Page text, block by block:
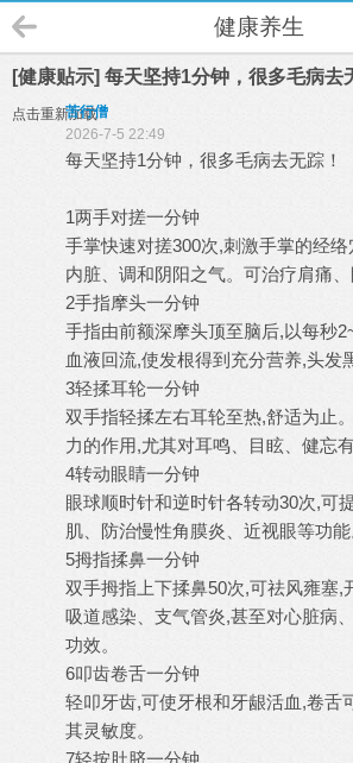
健康养生
[健康贴示] 每天坚持1分钟，很多毛病去
点击重新加载
苦行僧
2026-7-5 22:49
每天坚持1分钟，很多毛病去无踪！
1两手对搓一分钟
手掌快速对搓300次,刺激手掌的经
内脏、调和阴阳之气。可治疗肩痛、
2手指摩头一分钟
手指由前额深摩头顶至脑后,以每秒
血液回流,使发根得到充分营养,头发
3轻揉耳轮一分钟
双手指轻揉左右耳轮至热,舒适为止
力的作用,尤其对耳鸣、目眩、健忘有
4转动眼睛一分钟
眼球顺时针和逆时针各转动30次,可
肌、防治慢性角膜炎、近视眼等功能
5拇指揉鼻一分钟
双手拇指上下揉鼻50次,可祛风雍塞,
吸道感染、支气管炎,甚至对心脏病
功效。
6叩齿卷舌一分钟
轻叩牙齿,可使牙根和牙龈活血,卷舌
其灵敏度。
7轻按肚脐一分钟